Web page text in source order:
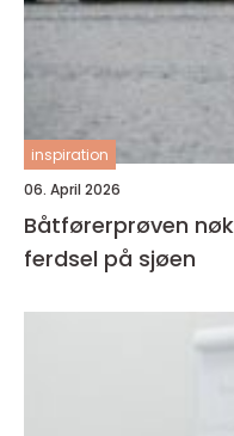
inspiration
06. April 2026
Båtførerprøven nøkkelen til trygg og lovlig
ferdsel på sjøen